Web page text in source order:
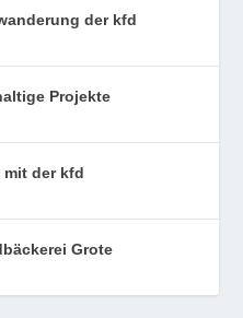
der kfd
Projekte
der kfd
Grote